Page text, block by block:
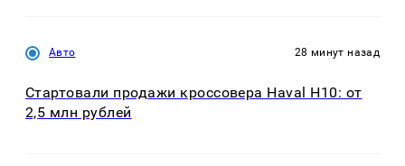
Авто 28 минут назад
Стартовали продажи кроссовера Haval H10: от
2,5 млн рублей